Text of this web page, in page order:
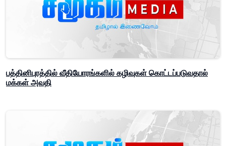
பத்தினிபுரத்தில் வீதியோரங்களில் கழிவுகள் கொட்டப்படுவதால்
மக்கள் அவதி